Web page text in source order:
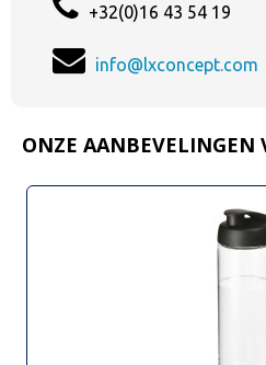
+32(0)16 43 54 19
info@lxconcept.com
ONZE AANBEVELINGEN